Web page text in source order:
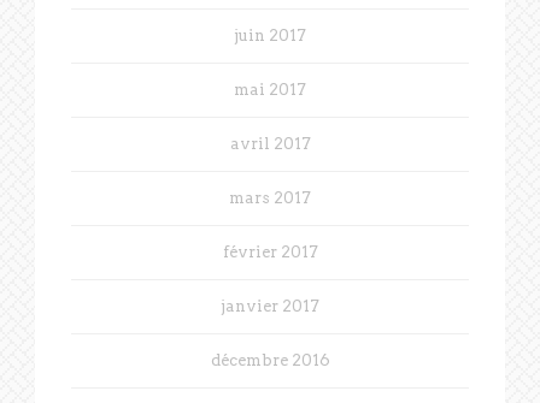
juin 2017
mai 2017
avril 2017
mars 2017
février 2017
janvier 2017
décembre 2016